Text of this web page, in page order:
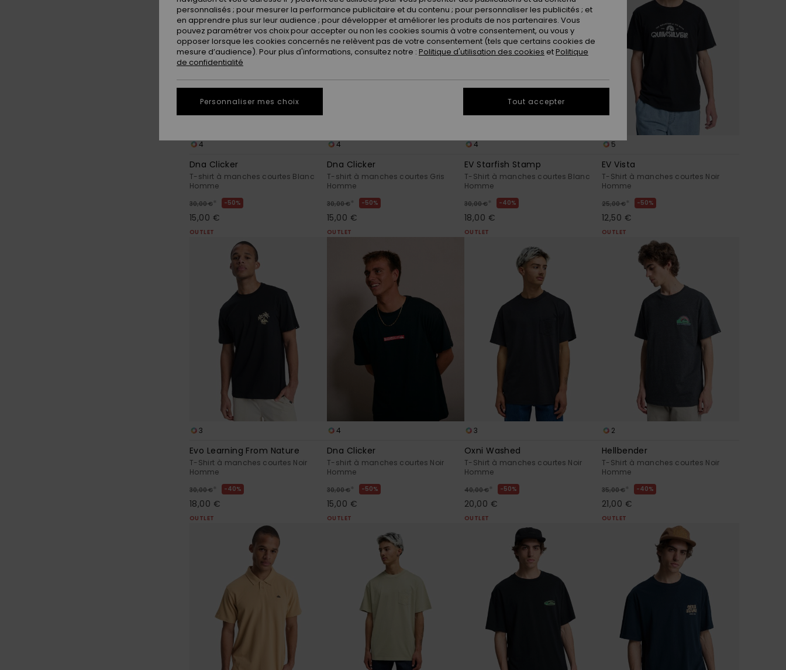
4
Dna Clicker
T-shirt à manches courtes Blanc
Homme
30,00 € * 50%
15,00 €
OUTLET
4
Dna Clicker
T-shirt à manches courtes Gris
Homme
30,00 € * 50%
15,00 €
OUTLET
4
EV Starfish Stamp
T-Shirt à manches courtes Blanc
Homme
30,00 € * 40%
18,00 €
OUTLET
5
EV Vista
T-Shirt à manches courtes Noir
Homme
25,00 € * 50%
12,50 €
OUTLET
3
Evo Learning From Nature
T-Shirt à manches courtes Noir
Homme
30,00 € * 40%
18,00 €
OUTLET
4
Dna Clicker
T-shirt à manches courtes Noir
Homme
30,00 € * 50%
15,00 €
OUTLET
3
Oxni Washed
T-Shirt à manches courtes Noir
Homme
40,00 € * 50%
20,00 €
OUTLET
2
Hellbender
T-Shirt à manches courtes Noir
Homme
35,00 € * 40%
21,00 €
OUTLET
personnalisés ; pour mesurer la performance publicitaire et du contenu ; pour personnaliser les publicités ; et
en apprendre plus sur leur audience ; pour développer et améliorer les produits de nos partenaires. Vous
pouvez paramétrer vos choix pour accepter ou non les cookies soumis à votre consentement, ou vous y
opposer lorsque les cookies concernés ne relèvent pas de votre consentement (tels que certains cookies de
mesure d’audience). Pour plus d'informations, consultez notre : Politique d'utilisation des cookies etPolitique
de confidentialité
Personnaliser mes choix Tout accepter